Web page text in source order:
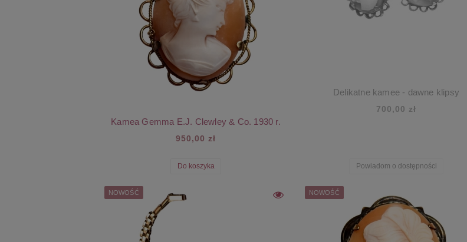
Kamea Gemma E.J. Clewley & Co. 1930 r.
950,00 zł
Do koszyka
Delikatne kamee - dawne klipsy
700,00 zł
Powiadom o dostępności
NOWOŚĆ NOWOŚĆ